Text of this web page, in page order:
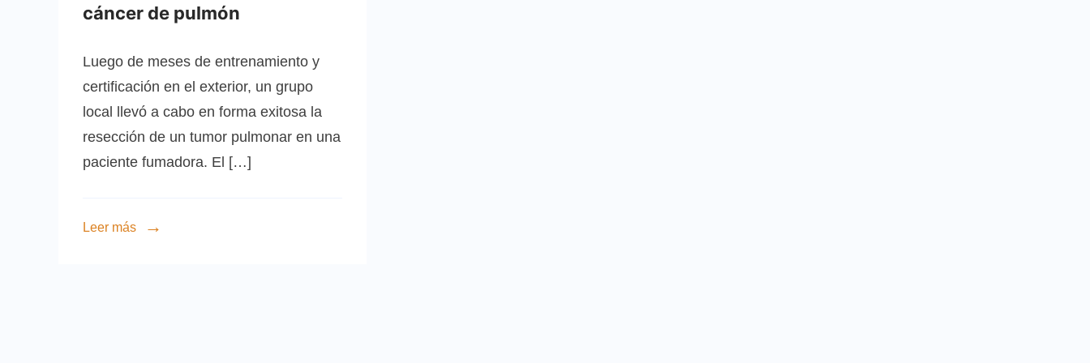
cáncer de pulmón
Luego de meses de entrenamiento y
certificación en el exterior, un grupo
local llevó a cabo en forma exitosa la
resección de un tumor pulmonar en una
paciente fumadora. El […]
Leer más